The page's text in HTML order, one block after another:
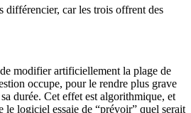
différencier, car les trois offrent des
modifier artificiellement la plage de
occupe, pour le rendre plus grave
durée. Cet effet est algorithmique, et
le logiciel essaie de “prévoir” quel serait